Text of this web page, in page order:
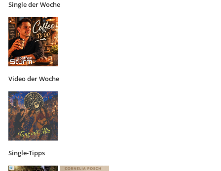
Single der Woche
Video der Woche
Single-Tipps